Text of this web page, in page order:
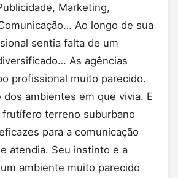
Marketing,
Ao longo de sua
sentia falta de um
As agências
profissional muito parecido.
ambientes em que vivia. E
frutífero terreno suburbano
para a comunicação
atendia. Seu instinto e a
ambiente muito parecido